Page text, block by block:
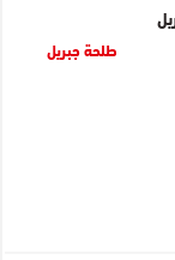
طلحة جبريل